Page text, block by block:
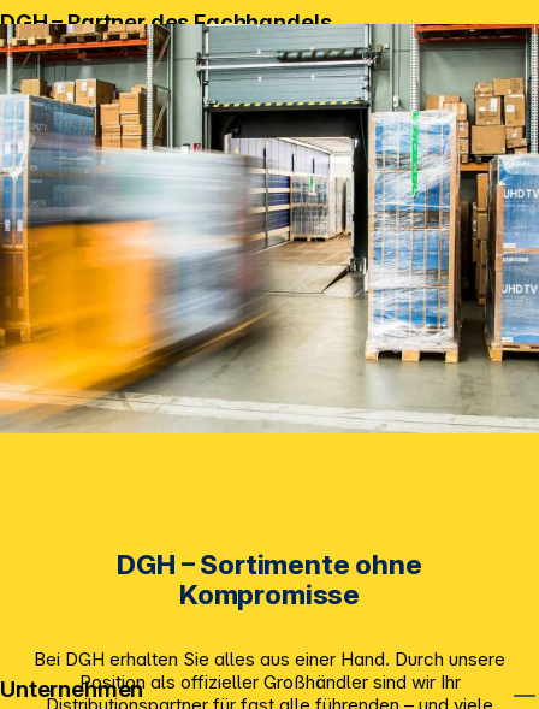
DGH – Sortimente ohne
Kompromisse
Bei DGH erhalten Sie alles aus einer Hand. Durch unsere
Position als offizieller Großhändler sind wir Ihr
DGH – Partner des Fachhandels
Unternehmen